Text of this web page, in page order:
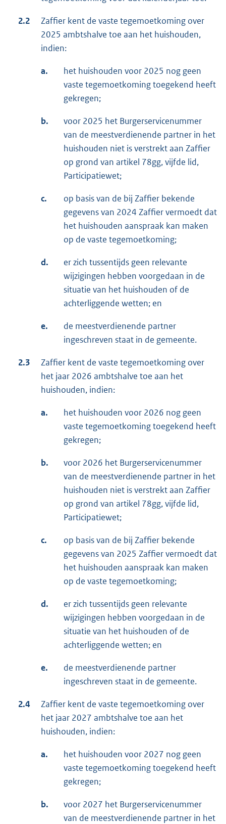
2.2
Zaffier kent de vaste tegemoetkoming over
2025 ambtshalve toe aan het huishouden,
indien:
a.
het huishouden voor 2025 nog geen
vaste tegemoetkoming toegekend heeft
gekregen;
b.
voor 2025 het Burgerservicenummer
van de meestverdienende partner in het
huishouden niet is verstrekt aan Zaffier
op grond van artikel 78gg, vijfde lid,
Participatiewet;
c.
op basis van de bij Zaffier bekende
gegevens van 2024 Zaffier vermoedt dat
het huishouden aanspraak kan maken
op de vaste tegemoetkoming;
d.
er zich tussentijds geen relevante
wijzigingen hebben voorgedaan in de
situatie van het huishouden of de
achterliggende wetten; en
e.
de meestverdienende partner
ingeschreven staat in de gemeente.
2.3
Zaffier kent de vaste tegemoetkoming over
het jaar 2026 ambtshalve toe aan het
huishouden, indien:
a.
het huishouden voor 2026 nog geen
vaste tegemoetkoming toegekend heeft
gekregen;
b.
voor 2026 het Burgerservicenummer
van de meestverdienende partner in het
huishouden niet is verstrekt aan Zaffier
op grond van artikel 78gg, vijfde lid,
Participatiewet;
c.
op basis van de bij Zaffier bekende
gegevens van 2025 Zaffier vermoedt dat
het huishouden aanspraak kan maken
op de vaste tegemoetkoming;
d.
er zich tussentijds geen relevante
wijzigingen hebben voorgedaan in de
situatie van het huishouden of de
achterliggende wetten; en
e.
de meestverdienende partner
ingeschreven staat in de gemeente.
2.4
Zaffier kent de vaste tegemoetkoming over
het jaar 2027 ambtshalve toe aan het
huishouden, indien:
a.
het huishouden voor 2027 nog geen
vaste tegemoetkoming toegekend heeft
gekregen;
b.
voor 2027 het Burgerservicenummer
van de meestverdienende partner in het